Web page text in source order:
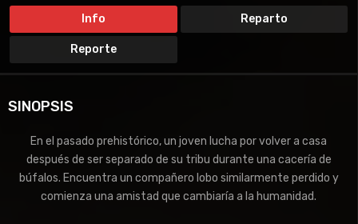
Info Reparto
Reporte
SINOPSIS
En el pasado prehistórico, un joven lucha por volver a casa
después de ser separado de su tribu durante una cacería de
búfalos. Encuentra un compañero lobo similarmente perdido y
comienza una amistad que cambiaría a la humanidad.